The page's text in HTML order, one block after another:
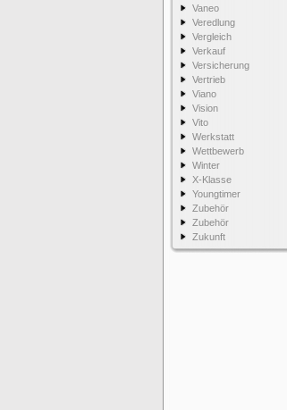
Vaneo
Veredlung
Vergleich
Verkauf
Versicherung
Vertrieb
Viano
Vision
Vito
Werkstatt
Wettbewerb
Winter
X-Klasse
Youngtimer
Zubehör
Zubehör
Zukunft